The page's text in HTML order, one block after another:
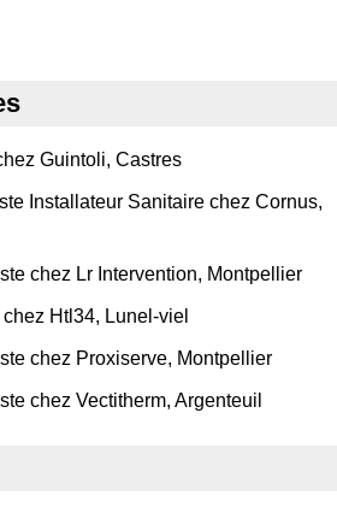
Guintoli, Castres
Installateur Sanitaire chez Cornus,
chez Lr Intervention, Montpellier
Htl34, Lunel-viel
chez Proxiserve, Montpellier
chez Vectitherm, Argenteuil